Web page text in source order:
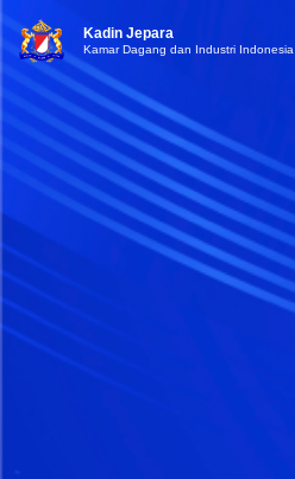
Kadin Jepara
Kamar Dagang dan Industri Indonesia